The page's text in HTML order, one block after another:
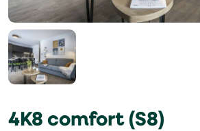
4K8 comfort (S8)